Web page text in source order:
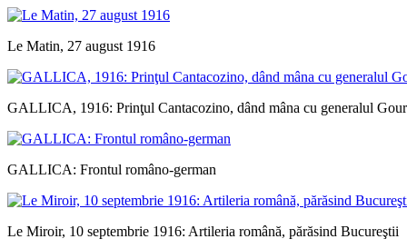
Le Matin, 27 august 1916
GALLICA, 1916: Prinţul Cantacozino, dând mâna cu generalul
GALLICA: Frontul româno-german
Le Miroir, 10 septembrie 1916: Artileria română, părăsind Bucureştii